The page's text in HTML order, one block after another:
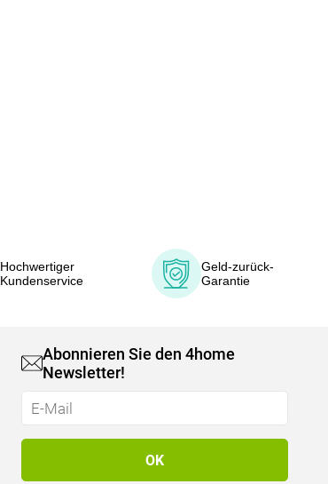
Hochwertiger
Kundenservice
Geld-zurück-
Garantie
Abonnieren Sie den 4home
Newsletter!